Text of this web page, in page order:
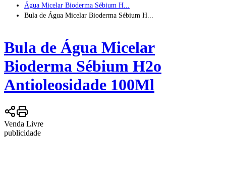
Água Micelar Bioderma Sébium H...
Bula de Água Micelar Bioderma Sébium H...
Bula de Água Micelar
Bioderma Sébium H2o
Antioleosidade 100Ml
Venda Livre
publicidade